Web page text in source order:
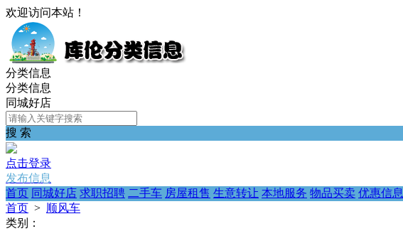
欢迎访问本站！
分类信息
分类信息
同城好店
搜 索
点击登录
发布信息
首页 同城好店 求职招聘 二手车 房屋租售 生意转让 本地服务 物品买卖 优惠信息
首页 > 顺风车
类别：